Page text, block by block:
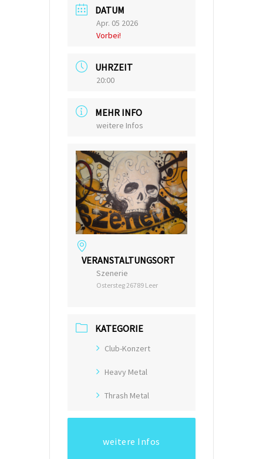
DATUM
Apr. 05 2026
Vorbei!
UHRZEIT
20:00
MEHR INFO
weitere Infos
VERANSTALTUNGSORT
Szenerie
Ostersteg 26789 Leer
KATEGORIE
Club-Konzert
Heavy Metal
Thrash Metal
weitere Infos